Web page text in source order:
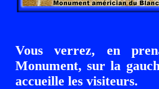
Vous verrez, en
Monument, sur la
accueille les visiteurs.